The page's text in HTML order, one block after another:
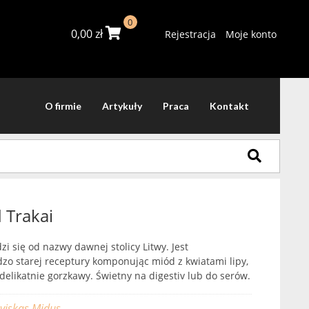
0,00zł
0
Rejestracja Moje konto
O firmie Artykuły Praca Kontakt
się od nazwy dawnej stolicy Litwy. Jest
starej receptury komponując miód z kwiatami lipy,
delikatnie gorzkawy. Świetny na digestiv lub do serów.